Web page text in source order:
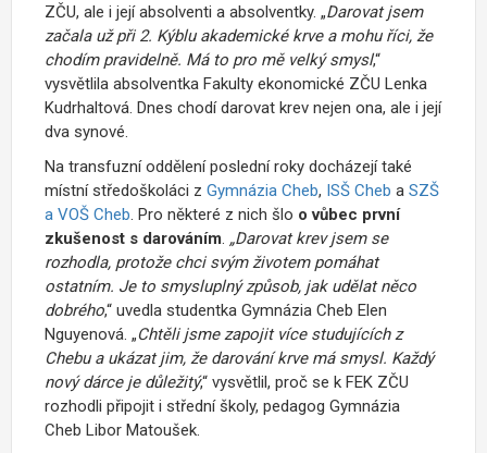
ZČU, ale i její absolventi a absolventky. „Darovat jsem
začala už při 2. Kýblu akademické krve a mohu říci, že
chodím pravidelně. Má to pro mě velký smysl,“
vysvětlila absolventka Fakulty ekonomické ZČU Lenka
Kudrhaltová. Dnes chodí darovat krev nejen ona, ale i její
dva synové.
Na transfuzní oddělení poslední roky docházejí také
místní středoškoláci z Gymnázia Cheb, ISŠ Cheb a SZŠ
a VOŠ Cheb. Pro některé z nich šlo o vůbec první
zkušenost s darováním. „Darovat krev jsem se
rozhodla, protože chci svým životem pomáhat
ostatním. Je to smysluplný způsob, jak udělat něco
dobrého,“ uvedla studentka Gymnázia Cheb Elen
Nguyenová. „Chtěli jsme zapojit více studujících z
Chebu a ukázat jim, že darování krve má smysl. Každý
nový dárce je důležitý,“ vysvětlil, proč se k FEK ZČU
rozhodli připojit i střední školy, pedagog Gymnázia
Cheb Libor Matoušek.